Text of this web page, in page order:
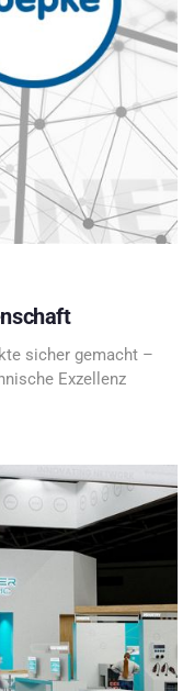
sicher gemacht –
Exzellenz